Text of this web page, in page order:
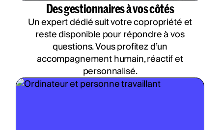
Des gestionnaires à vos côtés
Un expert dédié suit votre copropriété et
reste disponible pour répondre à vos
questions. Vous profitez d’un
accompagnement humain, réactif et
personnalisé.